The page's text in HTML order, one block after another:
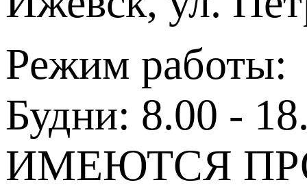
Режим работы:
Будни: 8.00 -
ИМЕЮТСЯ